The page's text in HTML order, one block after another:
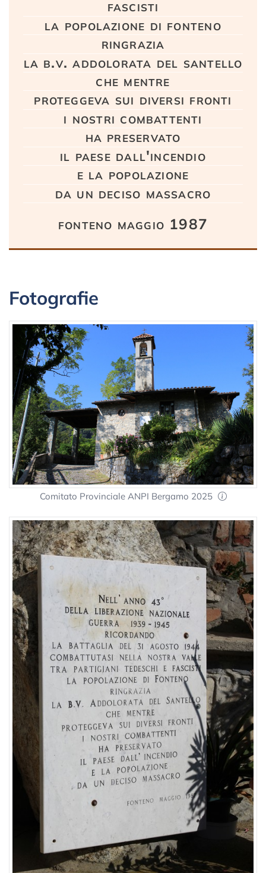
fascisti
la popolazione di fonteno
ringrazia
la b.v. addolorata del santello
che mentre
proteggeva sui diversi fronti
i nostri combattenti
ha preservato
il paese dall'incendio
e la popolazione
da un deciso massacro
fonteno maggio 1987
Fotografie
Comitato Provinciale ANPI Bergamo 2025